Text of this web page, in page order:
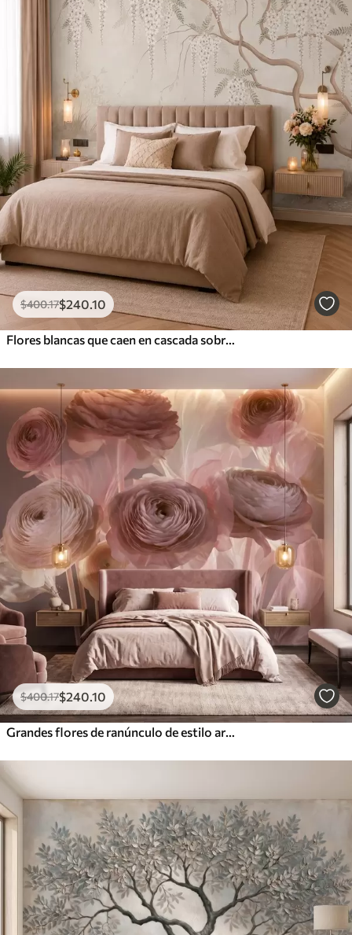
$400.17$240 .10
$400.17$240 .10